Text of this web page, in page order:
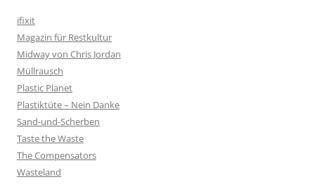
ifixit
Magazin für Restkultur
Midway von Chris Jordan
Müllrausch
Plastic Planet
Plastiktüte – Nein Danke
Sand-und-Scherben
Taste the Waste
The Compensators
Wasteland